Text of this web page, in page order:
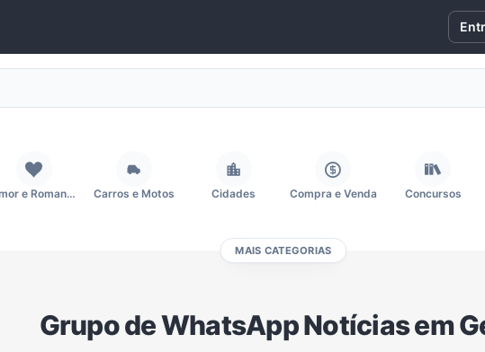
Amor e Romance Carros e Motos Cidades Compra e Venda Concursos
Moda e Beleza
MAIS CATEGORIAS
Grupo de WhatsApp Notícias em